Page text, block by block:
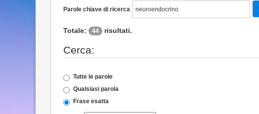
Parole chiave di ricerca
Totale: 44 risultati.
Cerca:
Tutte le parole
Qualsiasi parola
Frase esatta